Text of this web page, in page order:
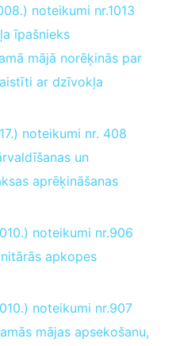
noteikumi nr.1013
īpašnieks
mājā norēķinās par
ar dzīvokļa
noteikumi nr. 408
un
aprēķināšanas
noteikumi nr.906
apkopes
noteikumi nr.907
mājas apsekošanu,